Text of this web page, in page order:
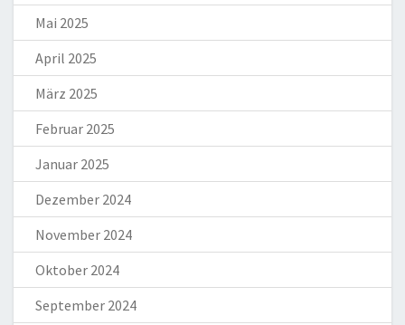
Mai 2025
April 2025
März 2025
Februar 2025
Januar 2025
Dezember 2024
November 2024
Oktober 2024
September 2024